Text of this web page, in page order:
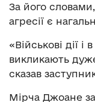
За його
агресії є
«Військові дії і
викликають
сказав
Мірча Джоане